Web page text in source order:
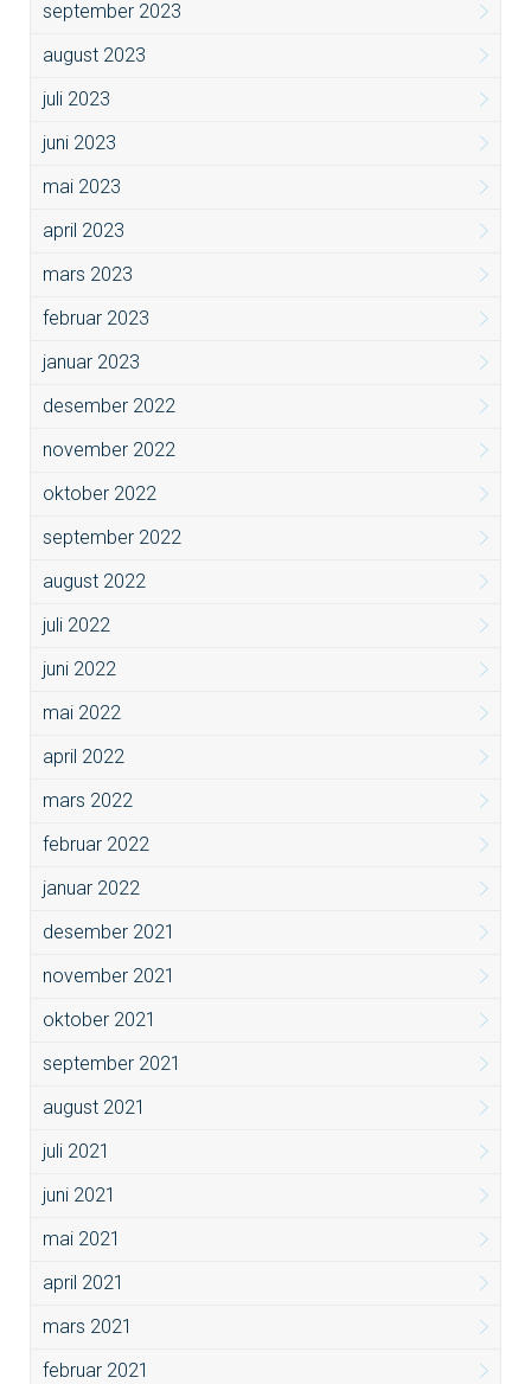
september 2023
august 2023
juli 2023
juni 2023
mai 2023
april 2023
mars 2023
februar 2023
januar 2023
desember 2022
november 2022
oktober 2022
september 2022
august 2022
juli 2022
juni 2022
mai 2022
april 2022
mars 2022
februar 2022
januar 2022
desember 2021
november 2021
oktober 2021
september 2021
august 2021
juli 2021
juni 2021
mai 2021
april 2021
mars 2021
februar 2021